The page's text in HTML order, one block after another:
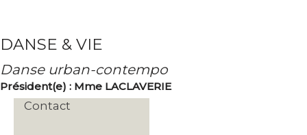
DANSE & VIE
Danse urban-contempo
Président(e) : Mme LACLAVERIE
Contact